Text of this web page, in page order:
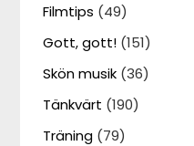
Filmtips (49)
Gott, gott! (151)
Skön musik (36)
Tänkvärt (190)
Träning (79)